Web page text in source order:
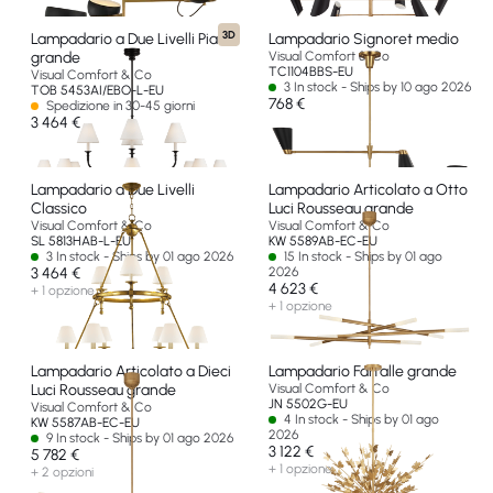
3D
Lampadario a Due Livelli Piaf
grande
Visual Comfort & Co
TOB 5453AI/EBO-L-EU
Spedizione in 30-45 giorni
3 464 €
Lampadario Signoret medio
Visual Comfort & Co
TC1104BBS-EU
3 In stock - Ships by 10 ago 2026
768 €
Lampadario a Due Livelli
Classico
Visual Comfort & Co
SL 5813HAB-L-EU
3 In stock - Ships by 01 ago 2026
3 464 €
+ 1 opzione
Lampadario Articolato a Otto
Luci Rousseau grande
Visual Comfort & Co
KW 5589AB-EC-EU
15 In stock - Ships by 01 ago
2026
4 623 €
+ 1 opzione
Lampadario Articolato a Dieci
Luci Rousseau grande
Visual Comfort & Co
KW 5587AB-EC-EU
9 In stock - Ships by 01 ago 2026
5 782 €
+ 2 opzioni
Lampadario Farfalle grande
Visual Comfort & Co
JN 5502G-EU
4 In stock - Ships by 01 ago
2026
3 122 €
+ 1 opzione